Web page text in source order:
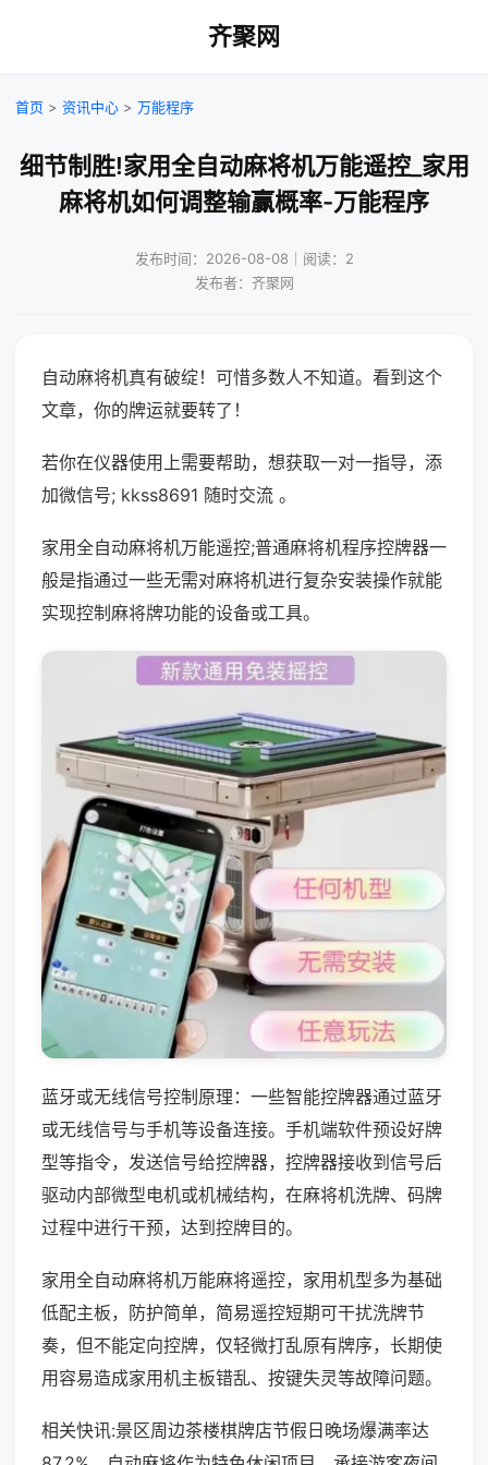
齐聚网
首页 > 资讯中心 > 万能程序
细节制胜!家用全自动麻将机万能遥控_家用
麻将机如何调整输赢概率-万能程序
发布时间：2026-08-08｜阅读：2
发布者：齐聚网
自动麻将机真有破绽！可惜多数人不知道。看到这个
文章，你的牌运就要转了！
若你在仪器使用上需要帮助，想获取一对一指导，添
加微信号; kkss8691 随时交流 。
家用全自动麻将机万能遥控;普通麻将机程序控牌器一
般是指通过一些无需对麻将机进行复杂安装操作就能
实现控制麻将牌功能的设备或工具。
蓝牙或无线信号控制原理：一些智能控牌器通过蓝牙
或无线信号与手机等设备连接。手机端软件预设好牌
型等指令，发送信号给控牌器，控牌器接收到信号后
驱动内部微型电机或机械结构，在麻将机洗牌、码牌
过程中进行干预，达到控牌目的。
家用全自动麻将机万能麻将遥控，家用机型多为基础
低配主板，防护简单，简易遥控短期可干扰洗牌节
奏，但不能定向控牌，仅轻微打乱原有牌序，长期使
用容易造成家用机主板错乱、按键失灵等故障问题。
相关快讯:景区周边茶楼棋牌店节假日晚场爆满率达